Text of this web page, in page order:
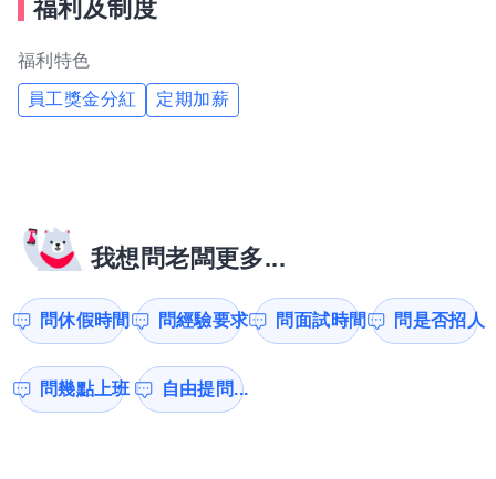
福利及制度
福利特色
員工獎金分紅 定期加薪
我想問老闆更多...
問休假時間 問經驗要求 問面試時間 問是否招人
問幾點上班 自由提問...